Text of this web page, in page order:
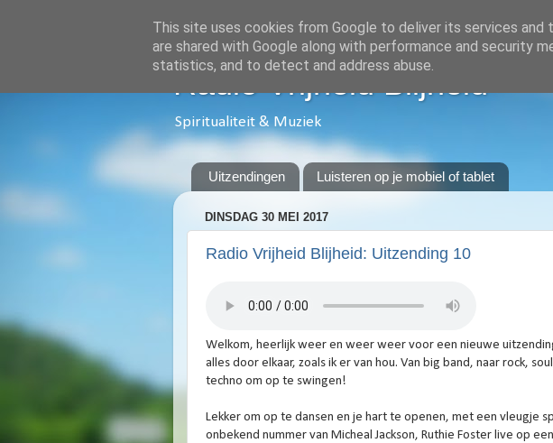
Radio Vrijheid Blijheid
Spiritualiteit & Muziek
Uitzendingen Luisteren op je mobiel of tablet
DINSDAG 30 MEI 2017
Radio Vrijheid Blijheid: Uitzending 10
Welkom, heerlijk weer en weer weer voor een nieuwe
alles door elkaar, zoals ik er van hou. Van big band, naar rock,
techno om op te swingen!
Lekker om op te dansen en je hart te openen, met een vleugje
onbekend nummer van Micheal Jackson, Ruthie Foster live op
This site uses cookies from Google to deliver its services and
are shared with Google along with performance and security
statistics, and to detect and address abuse.